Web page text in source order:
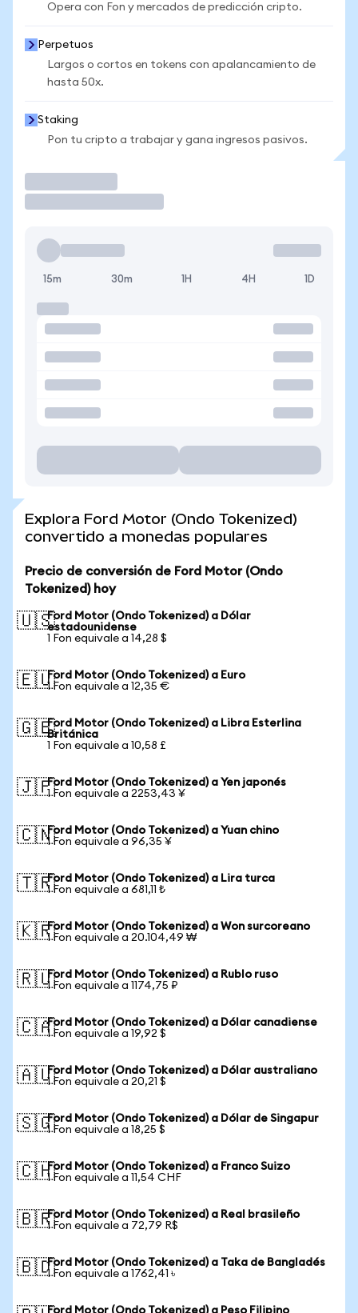
Opera con Fon y mercados de predicción cripto.
Perpetuos
Largos o cortos en tokens con apalancamiento de
hasta 50x.
Staking
Pon tu cripto a trabajar y gana ingresos pasivos.
15m 30m 1H 4H 1D
Explora Ford Motor (Ondo Tokenized)
convertido a monedas populares
Precio de conversión de Ford Motor (Ondo
Tokenized) hoy
🇺🇸Ford Motor (Ondo Tokenized) a Dólar
estadounidense
1 Fon equivale a 14,28 $
🇪🇺Ford Motor (Ondo Tokenized) a Euro
1 Fon equivale a 12,35 €
🇬🇧Ford Motor (Ondo Tokenized) a Libra Esterlina
Británica
1 Fon equivale a 10,58 £
🇯🇵Ford Motor (Ondo Tokenized) a Yen japonés
1 Fon equivale a 2253,43 ¥
🇨🇳Ford Motor (Ondo Tokenized) a Yuan chino
1 Fon equivale a 96,35 ¥
🇹🇷Ford Motor (Ondo Tokenized) a Lira turca
1 Fon equivale a 681,11 ₺
🇰🇷Ford Motor (Ondo Tokenized) a Won surcoreano
1 Fon equivale a 20.104,49 ₩
🇷🇺Ford Motor (Ondo Tokenized) a Rublo ruso
1 Fon equivale a 1174,75 ₽
🇨🇦Ford Motor (Ondo Tokenized) a Dólar canadiense
1 Fon equivale a 19,92 $
🇦🇺Ford Motor (Ondo Tokenized) a Dólar australiano
1 Fon equivale a 20,21 $
🇸🇬Ford Motor (Ondo Tokenized) a Dólar de Singapur
1 Fon equivale a 18,25 $
🇨🇭Ford Motor (Ondo Tokenized) a Franco Suizo
1 Fon equivale a 11,54 CHF
🇧🇷Ford Motor (Ondo Tokenized) a Real brasileño
1 Fon equivale a 72,79 R$
🇧🇩Ford Motor (Ondo Tokenized) a Taka de Bangladés
1 Fon equivale a 1762,41 ৳
Ford Motor (Ondo Tokenized) a Peso Filipino